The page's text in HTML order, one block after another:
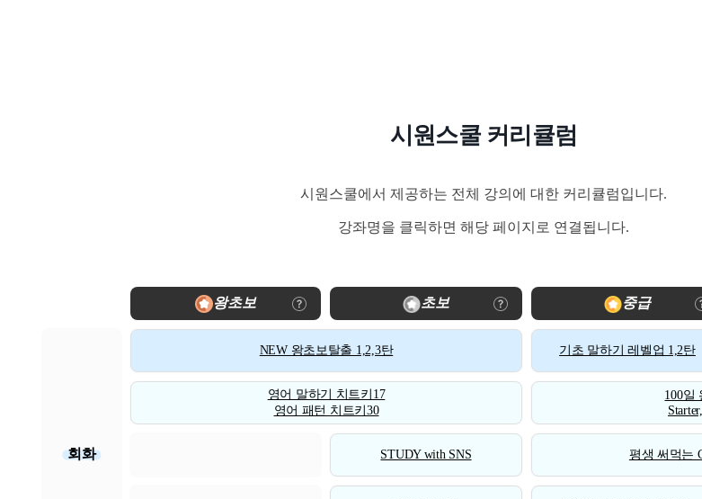
시원스쿨 커리큘럼
시원스쿨에서 제공하는 전체 강의에 대한 커리큘럼입니다.
강좌명을 클릭하면 해당 페이지로 연결됩니다.
왕초보 초보 중급
회화
NEW 왕초보탈출 1,2,3탄 기초 말하기 레벨업 1,2탄
영어 말하기 치트키17
영어 패턴 치트키30
100일
STUDY with SNS 평생 써먹는